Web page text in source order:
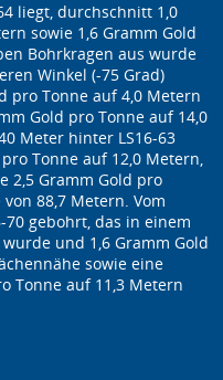
liegt, durchschnitt 1,0
sowie 1,6 Gramm Gold
Bohrkragen aus wurde
Winkel (-75 Grad)
pro Tonne auf 4,0 Metern
Gold pro Tonne auf 14,0
Meter hinter LS16-63
Tonne auf 12,0 Metern,
2,5 Gramm Gold pro
88,7 Metern. Vom
70 gebohrt, das in einem
und 1,6 Gramm Gold
sowie eine
Tonne auf 11,3 Metern